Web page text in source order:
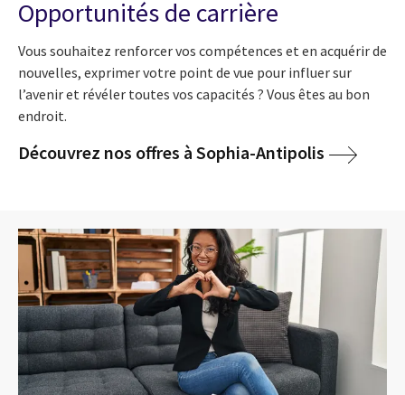
Opportunités de carrière
Vous souhaitez renforcer vos compétences et en acquérir de
nouvelles, exprimer votre point de vue pour influer sur
l’avenir et révéler toutes vos capacités ? Vous êtes au bon
endroit.
Découvrez nos offres à Sophia-Antipolis